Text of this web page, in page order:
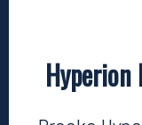
Hyperion